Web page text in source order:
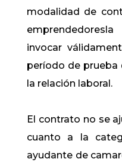
modalidad de
invocar
período de prueba
la relación laboral.
El contrato no se
cuanto a la
ayudante de